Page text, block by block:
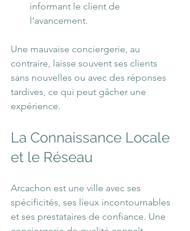
informant le client de
l’avancement.
Une mauvaise conciergerie, au
contraire, laisse souvent ses clients
sans nouvelles ou avec des réponses
tardives, ce qui peut gâcher une
expérience.
La Connaissance Locale
et le Réseau
Arcachon est une ville avec ses
spécificités, ses lieux incontournables
et ses prestataires de confiance. Une